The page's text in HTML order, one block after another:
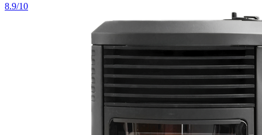
8.9/10